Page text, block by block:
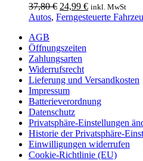
37,80€ Ursprünglicher
Preis
24,99 €Aktueller
Preis
inkl. MwSt
Autos, Ferngesteuerte
AGB
Öffnungszeiten
Zahlungsarten
Widerrufsrecht
Lieferung und Versandkosten
Impressum
Batterieverordnung
Datenschutz
Privatsphäre-Einstellungen
Historie der Privatsphäre-
Einwilligungen widerrufen
Cookie-Richtlinie (EU)